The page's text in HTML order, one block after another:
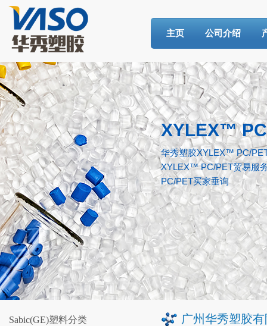
XYLEX™
华秀塑胶XYLEX™ PC/
XYLEX™ PC/PET贸易服
PC/PET买家垂询
广州华秀塑胶
主页 公司介绍
Sabic(GE)塑料分类